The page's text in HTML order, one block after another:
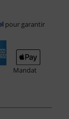
pour garantir
Mandat